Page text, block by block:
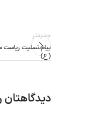
جدیدتر
پیام تسلیت
(ع)
دیدگاهتان